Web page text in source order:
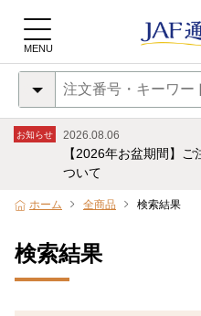
お知らせ 2026.08.06
【2026年お盆期間】
ついて
ホーム 全商品 検索結果
検索結果